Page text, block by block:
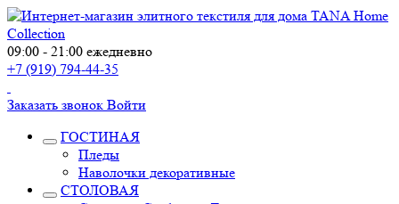
09:00 - 21:00 ежедневно
+7 (919) 794-44-35
Заказать звонок Войти
ГОСТИНАЯ
Пледы
Наволочки декоративные
СТОЛОВАЯ